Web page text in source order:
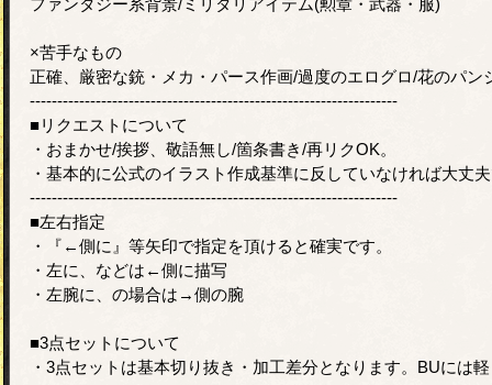
×苦手なもの
正確、厳密な銃・メカ・パース作画/過度のエログロ/花のパン
-------------------------------------------------------------------
■リクエストについて
・おまかせ/挨拶、敬語無し/箇条書き/再リクOK。
・基本的に公式のイラスト作成基準に反していなければ大丈
-------------------------------------------------------------------
■左右指定
・『←側に』等矢印で指定を頂けると確実です。
・左に、などは←側に描写
・左腕に、の場合は→側の腕
■3点セットについて
・3点セットは基本切り抜き・加工差分となります。BUには